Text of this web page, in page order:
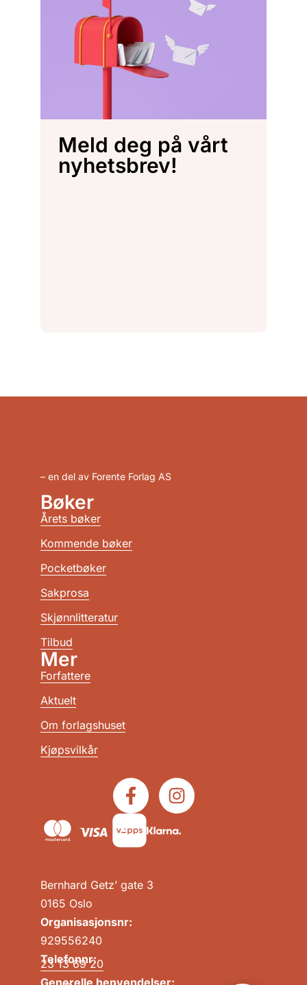
Meld deg på vårt
nyhetsbrev!
– en del av Forente Forlag AS
Bernhard Getz’ gate 3
0165 Oslo
Organisasjonsnr:
929556240
Telefonnr:
23 13 69 20
Generelle henvendelser:
Bøker
Årets bøker
Kommende bøker
Pocketbøker
Sakprosa
Skjønnlitteratur
Tilbud
Mer
Forfattere
Aktuelt
Om forlagshuset
Kjøpsvilkår